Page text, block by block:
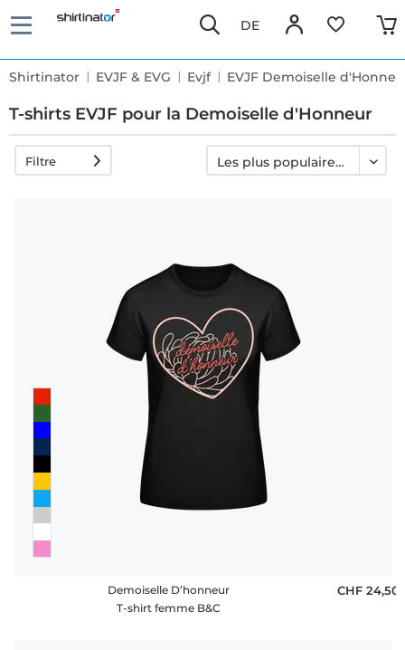
DE
Shirtinator EVJF & EVG Evjf EVJF Demoiselle
T-shirts EVJF pour la Demoiselle d'Honneur
Filtre
Demoiselle D’honneur
T-shirt femme B&C
CHF 24,50